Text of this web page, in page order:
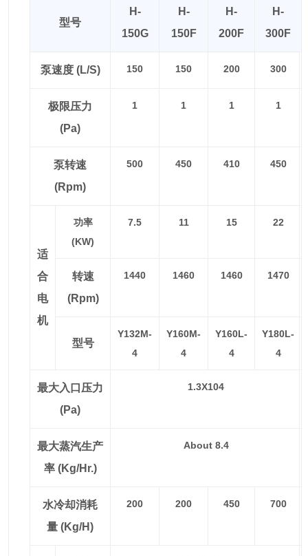
型号
H-
150G
H-
150F
H-
200F
H-
300F
泵速度 (L/S) 150 150 200 300
极限压力
(Pa)
1 1 1 1
泵转速
(rpm)
500 450 410 450
适
合
电
机
功率
(KW)
7.5 11 15 22
转速
(rpm)
1440 1460 1460 1470
型号
Y132M-
4
Y160M-
4
Y160L-
4
Y180L-
4
最大入口压力
(Pa)
1.3X104
最大蒸汽生产
率 (kg/hr.)
About 8.4
水冷却消耗
量 (kg/h)
200 200 450 700